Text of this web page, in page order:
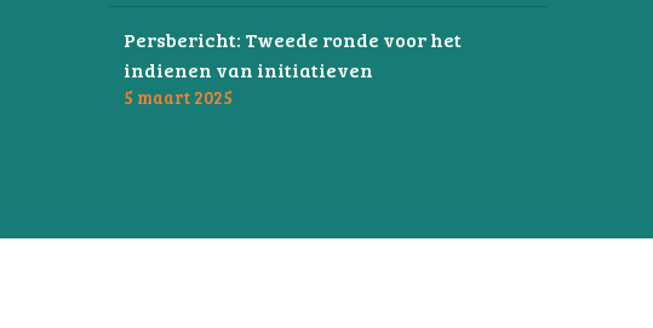
Persbericht: Tweede ronde voor het
indienen van initiatieven
5 maart 2025